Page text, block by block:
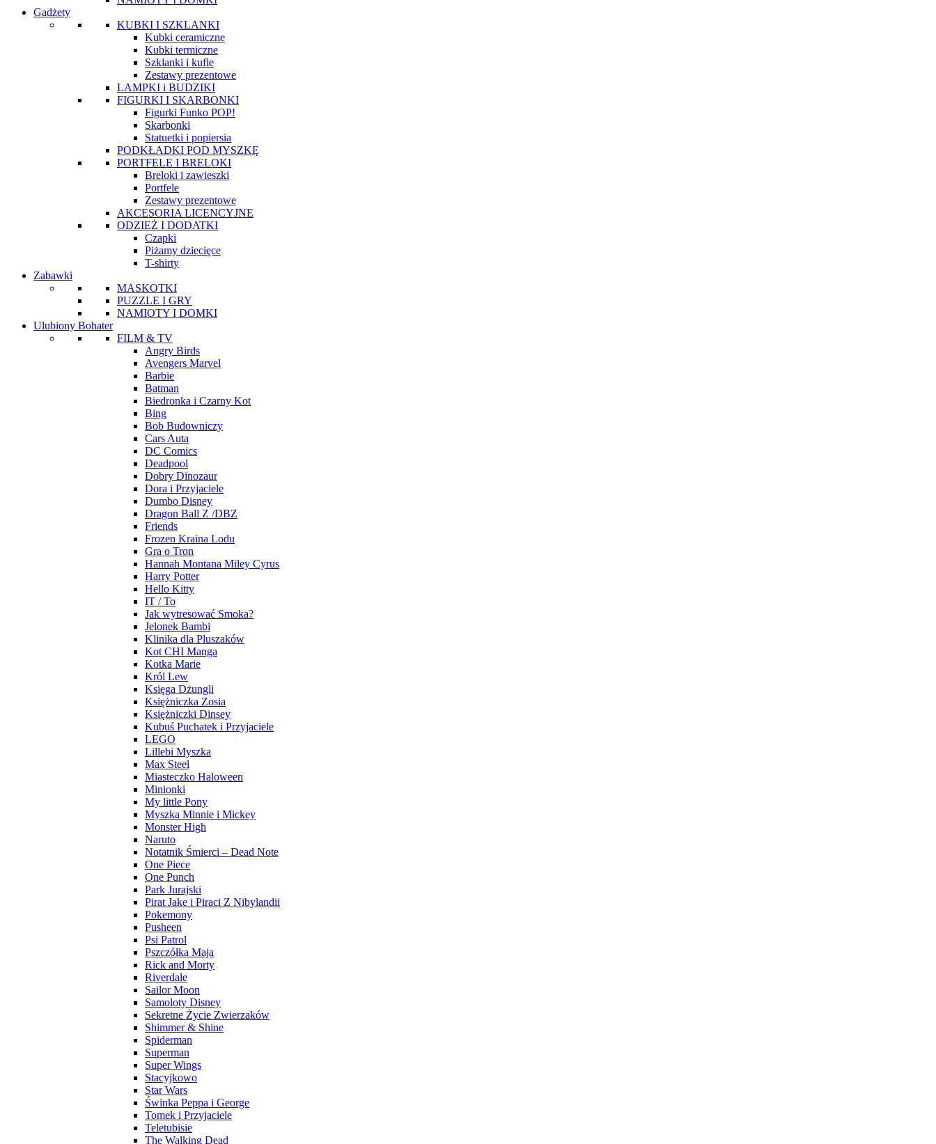
Gadżety
KUBKI I SZKLANKI
Kubki ceramiczne
Kubki termiczne
Szklanki i kufle
Zestawy prezentowe
LAMPKI i BUDZIKI
FIGURKI I SKARBONKI
Figurki Funko POP!
Skarbonki
Statuetki i popiersia
PODKŁADKI POD MYSZKĘ
PORTFELE I BRELOKI
Breloki i zawieszki
Portfele
Zestawy prezentowe
AKCESORIA LICENCYJNE
ODZIEŻ I DODATKI
Czapki
Piżamy dziecięce
T-shirty
Zabawki
MASKOTKI
PUZZLE I GRY
NAMIOTY I DOMKI
Ulubiony Bohater
FILM & TV
Angry Birds
Avengers Marvel
Barbie
Batman
Biedronka i Czarny Kot
Bing
Bob Budowniczy
Cars Auta
DC Comics
Deadpool
Dobry Dinozaur
Dora i Przyjaciele
Dumbo Disney
Dragon Ball Z /DBZ
Friends
Frozen Kraina Lodu
Gra o Tron
Hannah Montana Miley Cyrus
Harry Potter
Hello Kitty
IT / To
Jak wytresować Smoka?
Jelonek Bambi
Klinika dla Pluszaków
Kot CHI Manga
Kotka Marie
Król Lew
Księga Dżungli
Księżniczka Zosia
Księżniczki Dinsey
Kubuś Puchatek i Przyjaciele
LEGO
Lillebi Myszka
Max Steel
Miasteczko Haloween
Minionki
My little Pony
Myszka Minnie i Mickey
Monster High
Naruto
Notatnik Śmierci – Dead Note
One Piece
One Punch
Park Jurajski
Pirat Jake i Piraci Z Nibylandii
Pokemony
Pusheen
Psi Patrol
Pszczółka Maja
Rick and Morty
Riverdale
Sailor Moon
Samoloty Disney
Sekretne Życie Zwierzaków
Shimmer & Shine
Spiderman
Superman
Super Wings
Stacyjkowo
Star Wars
Świnka Peppa i George
Tomek i Przyjaciele
Teletubisie
The Walking Dead